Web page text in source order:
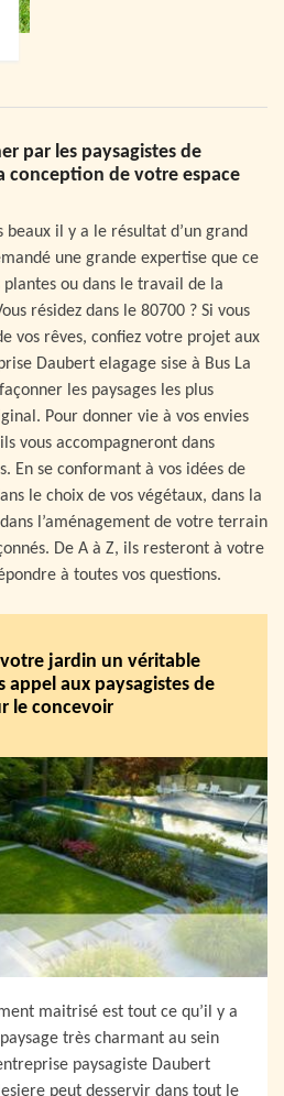
par les paysagistes de
conception de votre espace
il y a le résultat d’un grand
une grande expertise que ce
plantes ou dans le travail de la
résidez dans le 80700 ? Si vous
vos rêves, confiez votre projet aux
Daubert elagage sise à Bus La
les paysages les plus
Pour donner vie à vos envies
vous accompagneront dans
En se conformant à vos idées de
le choix de vos végétaux, dans la
l’aménagement de votre terrain
De A à Z, ils resteront à votre
à toutes vos questions.
jardin un véritable
appel aux paysagistes de
le concevoir
maitrisé est tout ce qu’il y a
très charmant au sein
paysagiste Daubert
peut desservir dans tout le